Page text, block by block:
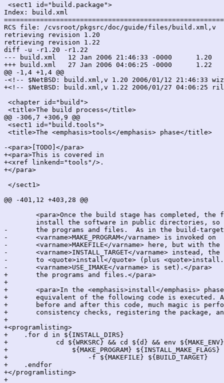
<sect1 id="build.package">
Index: build.xml
RCS file: /cvsroot/pkgsrc/doc/guide/files/build.xml,v
retrieving revision 1.20
retrieving revision 1.22
diff -u -r1.20 -r1.22
--- build.xml	12 Jan 2006 21:46:33 -0000	1.20
+++ build.xml	27 Jan 2006 04:06:25 -0000	1.22
@@ -1,4 +1,4 @@
-<!-- $NetBSD: build.xml,v 1.20 2006/01/12 21:46:33
+<!-- $NetBSD: build.xml,v 1.22 2006/01/27 04:06:25
<chapter id="build">
<title>The build process</title>
@@ -306,7 +306,9 @@
<sect1 id="build.tools">
<title>The <emphasis>tools</emphasis> phase</title>
-<para>[TODO]</para>
+<para>This is covered in
+<xref linkend="tools"/>.
+</para>
</sect1>
@@ -401,12 +403,28 @@
-	the programs and files.  As in the build-target,
-	<varname>MAKE_PROGRAM</varname> is invoked on
-	<varname>MAKEFILE</varname> here, but with the
-	<varname>INSTALL_TARGET</varname> instead, the latter defaulting
-	to <quote>install</quote> (plus <quote>install.man</quote>, if
-	<varname>USE_IMAKE</varname> is set).</para>
+	the programs and files.</para>
+
+	<para>In the <emphasis>install</emphasis> phase, a rough
+	equivalent of the following code is executed. Additionally,
+	before and after this code, much magic is performed to do
+	consistency checks, registering the package, and so on.</para>
+
+<programlisting>
+    .for d in ${INSTALL_DIRS}
+            cd ${WRKSRC} && cd ${d} && env
+                ${MAKE_PROGRAM}
+                    -f ${MAKEFILE} ${BUILD_TARGET}
+    .endfor
+</programlisting>
+